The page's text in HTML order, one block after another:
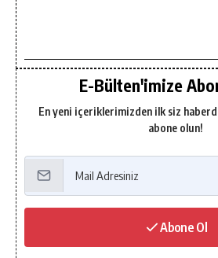
E-Bülten'imize
En yeni içeriklerimizden ilk siz
abone olun!
Abone Ol